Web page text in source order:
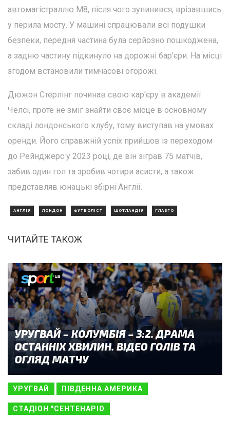
автомагістраллю M8, після чого зупинився, врізавшись
у перила мосту. У машині спрацювали всі подушки
безпеки, передня частина була серйозно пошкоджена,
а задню частину підкинуло на дорожні бар'єри. На місці
згодом встановили тимчасові огорожі.
Дюжон Стерлінг починав свою кар'єру в академії
Челсі, проте не зміг знайти своє місце в основному
складі лондонського клубу, тому виступав на умовах
оренди. Його справжній успіх прийшов із переходом
до Рейнджерс у 2023 році, де він зіграв 75 матчів,
забив один гол та зробив чотири асисти, а також
представляв юнацькі збірні Англії.
АНГЛІЯ ЛОНДОН ФУТБОЛІСТ ШОТЛАНДІЯ ГЛАЗГО
ЧИТАЙТЕ ТАКОЖ
УРУГВАЙ ПІВДЕННА АМЕРИКА
СТАДІОН "СЕНТЕНАРІО